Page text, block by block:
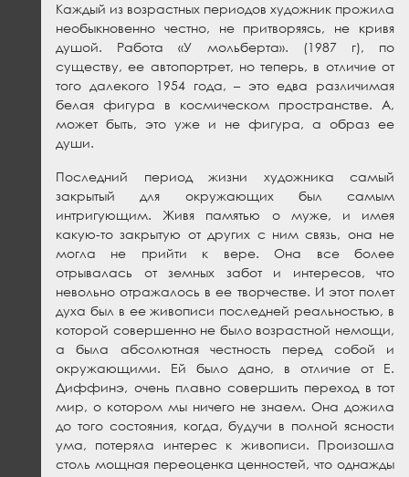
Каждый из возрастных периодов художник прожила
необыкновенно честно, не притворяясь, не кривя
душой. Работа «У мольберта». (1987 г), по
существу, ее автопортрет, но теперь, в отличие от
того далекого 1954 года, – это едва различимая
белая фигура в космическом пространстве. А,
может быть, это уже и не фигура, а образ ее
души.
Последний период жизни художника самый
закрытый для окружающих был самым
интригующим. Живя памятью о муже, и имея
какую-то закрытую от других с ним связь, она не
могла не прийти к вере. Она все более
отрывалась от земных забот и интересов, что
невольно отражалось в ее творчестве. И этот полет
духа был в ее живописи последней реальностью, в
которой совершенно не было возрастной немощи,
а была абсолютная честность перед собой и
окружающими. Ей было дано, в отличие от Е.
Диффинэ, очень плавно совершить переход в тот
мир, о котором мы ничего не знаем. Она дожила
до того состояния, когда, будучи в полной ясности
ума, потеряла интерес к живописи. Произошла
столь мощная переоценка ценностей, что однажды